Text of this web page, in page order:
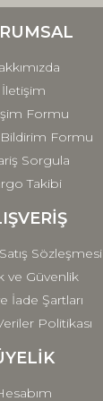
daha pahalı.
Gönder
İletişim
Formu
Formu
Sorgula
Takibi
Sözleşmesi
ve Güvenlik
İade Şartları
Politikası